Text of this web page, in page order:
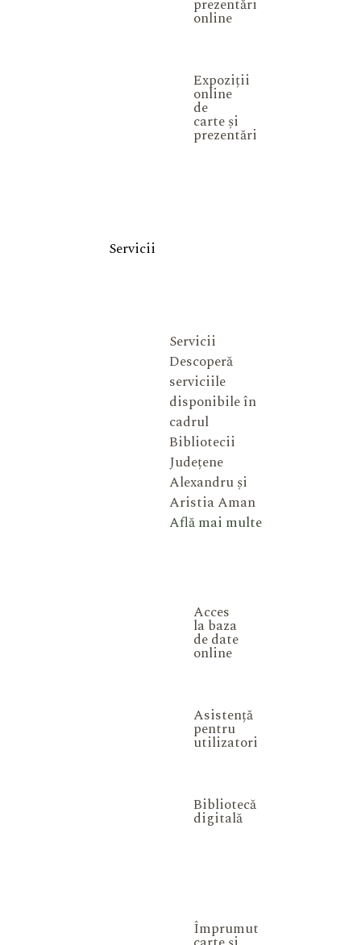
prezentări
online
Expoziții
online
de
carte și
prezentări
Servicii
Servicii
Descoperă
serviciile
disponibile în
cadrul
Bibliotecii
Județene
Alexandru și
Aristia Aman
Află mai multe
Acces
la baza
de date
online
Asistență
pentru
utilizatori
Bibliotecă
digitală
Împrumut